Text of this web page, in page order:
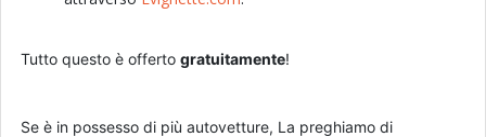
Tutto questo è offerto gratuitamente!
Se è in possesso di più autovetture, La preghiamo di